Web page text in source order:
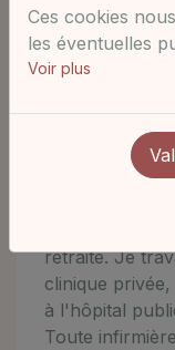
Diplôme en
persuadée
retraite. Je
clinique
à l'hôpital
Toute
meilleure
Ces cookies
les éventuelles
pu vous
Voir plus